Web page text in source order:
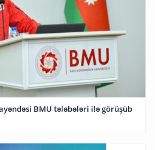
BMU tələbələri ilə görüşüb